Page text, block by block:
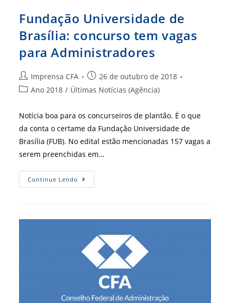
Fundação Universidade de
Brasília: concurso tem vagas
para Administradores
Autor
do
Imprensa CFA
Post
publicado:
26 de outubro de 2018
Categoria
post:
Ano 2018 / Últimas Notícias (Agência)
Notícia boa para os concurseiros de plantão. É o que
da conta o certame da Fundação Universidade de
Brasília (FUB). No edital estão mencionadas 157 vagas a
serem preenchidas em…
Continue Lendo Fundação
Universidade
Administradores